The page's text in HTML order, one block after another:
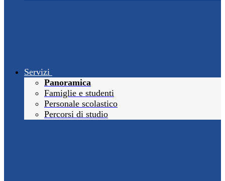
Servizi
Panoramica
Famiglie e studenti
Personale scolastico
Percorsi di studio